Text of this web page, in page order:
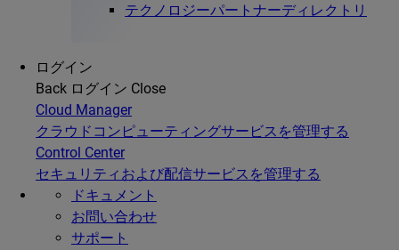
テクノロジーパートナーディレクトリ
ログイン
Back ログイン Close
Cloud Manager
クラウドコンピューティングサービスを管理する
Control Center
セキュリティおよび配信サービスを管理する
ドキュメント
お問い合わせ
サポート